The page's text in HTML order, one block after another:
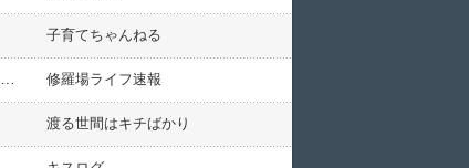
子育てちゃんねる
修羅場ライフ速報
渡る世間はキチばかり